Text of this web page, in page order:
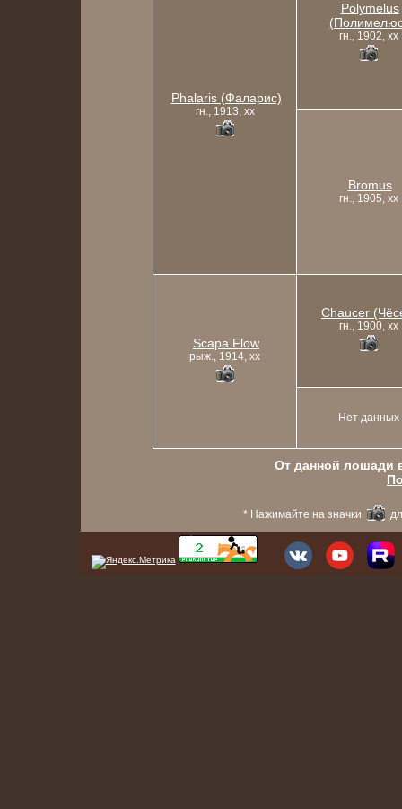
Phalaris (Фаларис)
гн., 1913, xx
Polymelus
гн., 1902, xx
Bromus
гн., 1905, xx
Scapa Flow
рыж., 1914, xx
Chaucer
гн., 1900, xx
Нет данных
От данной лошади
* Нажимайте на значки